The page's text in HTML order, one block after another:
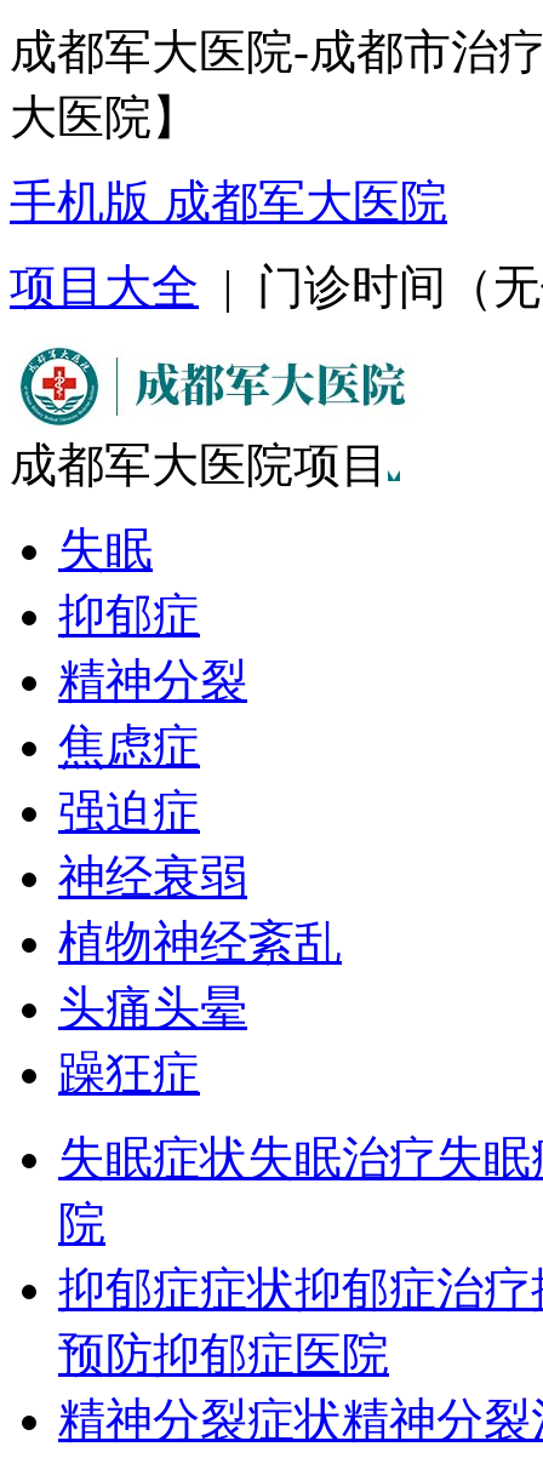
成都军大医院-成都市治
大医院】
手机版 成都军大医院
项目大全 | 门诊时间（
成都军大医院项目
失眠
抑郁症
精神分裂
焦虑症
强迫症
神经衰弱
植物神经紊乱
头痛头晕
躁狂症
失眠症状失眠治疗失
院
抑郁症症状抑郁症治疗
预防抑郁症医院
精神分裂症状精神分裂